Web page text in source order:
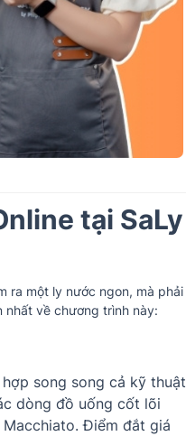
tại SaLy
ra một ly nước ngon, mà phải
nhất về chương trình này:
song song cả kỹ thuật
dòng đồ uống cốt lõi
Điểm đắt giá